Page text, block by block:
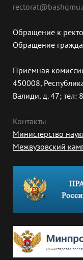
Обращение к
Обращение
Приёмная
450008,
Валиди, д. 47; тел:
Контакты
Министерство
Межвузовский